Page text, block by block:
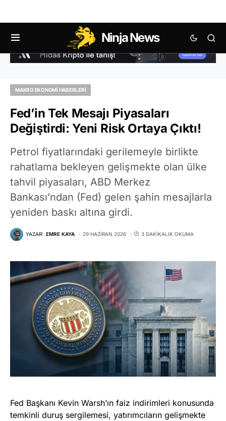
Ninja News
MAKRO EKONOMI HABERLERI
Fed’in Tek Mesajı Piyasaları
Değiştirdi: Yeni Risk Ortaya Çıktı!
Petrol fiyatlarındaki gerilemeyle birlikte
rahatlama bekleyen gelişmekte olan ülke
tahvil piyasaları, ABD Merkez
Bankası’ndan (Fed) gelen şahin mesajlarla
yeniden baskı altına girdi.
YAZAR: EMRE KAYA 29 HAZIRAN 2026 3 DAKIKALIK OKUMA
Fed Başkanı Kevin Warsh’ın faiz indirimleri konusunda
temkinli duruş sergilemesi, yatırımcıların gelişmekte